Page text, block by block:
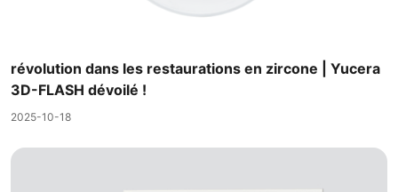
révolution dans les restaurations en zircone | Yucera
3D-FLASH dévoilé !
2025-10-18